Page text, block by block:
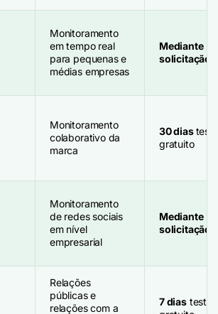
Monitoramento
em tempo real
para pequenas e
médias empresas
Mediante
solicitação
Monitoramento
colaborativo da
marca
30 diasteste
gratuito
Monitoramento
de redes sociais
em nível
empresarial
Mediante
solicitação
Relações
públicas e
relações com a
7 diasteste